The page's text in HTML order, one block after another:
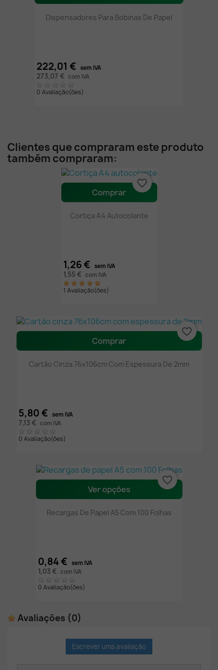
Dispensadores Para Bobinas De Papel
222,01 € sem IVA
273,07 € com IVA
0 Avaliação(ões)
Clientes que compraram este produto
também compraram:
Comprar
Cortiça A4 Autocolante
1,26 € sem IVA
1,55 € com IVA
1 Avaliação(ões)
favorite_border
Comprar
Cartão Cinza 76x106cm Com Espessura De 2mm
5,80 € sem IVA
7,13 € com IVA
0 Avaliação(ões)
favorite_border
Ver opções
Recargas De Papel A5 Com 100 Folhas
0,84 € sem IVA
1,03 € com IVA
0 Avaliação(ões)
favorite_border
Avaliações (0)
Escrever uma avaliação